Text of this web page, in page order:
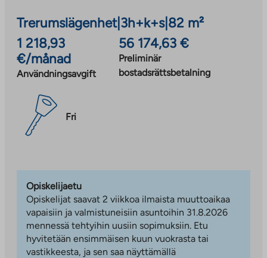
Trerumslägenhet| 3h+k+s| 82 m²
1 218,93
€/månad
Användningsavgift
56 174,63 €
Preliminär
bostadsrättsbetalning
Fri
Opiskelijaetu
Opiskelijat saavat 2 viikkoa ilmaista muuttoaikaa
vapaisiin ja valmistuneisiin asuntoihin 31.8.2026
mennessä tehtyihin uusiin sopimuksiin. Etu
hyvitetään ensimmäisen kuun vuokrasta tai
vastikkeesta, ja sen saa näyttämällä